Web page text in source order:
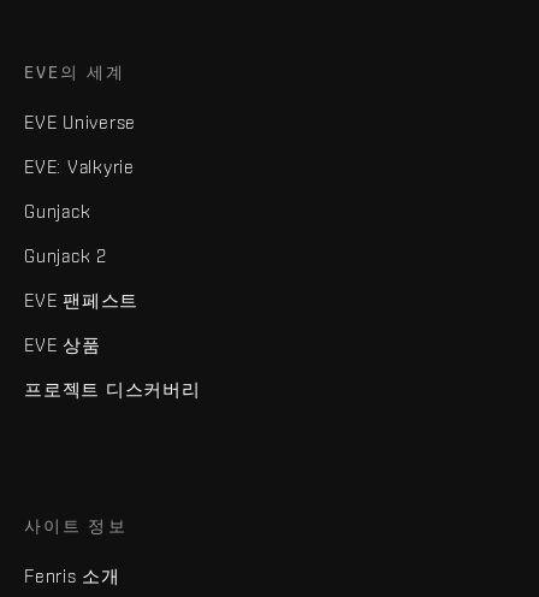
EVE의 세계
EVE Universe
EVE: Valkyrie
Gunjack
Gunjack 2
EVE 팬페스트
EVE 상품
프로젝트 디스커버리
사이트 정보
Fenris 소개